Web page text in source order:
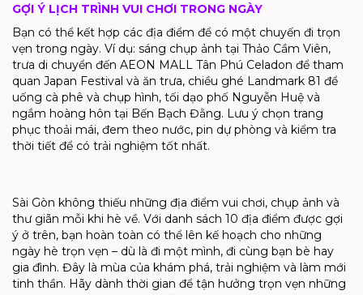
GỢI Ý LỊCH TRÌNH VUI CHƠI TRONG NGÀY
Bạn có thể kết hợp các địa điểm để có một chuyến đi trọn
vẹn trong ngày. Ví dụ: sáng chụp ảnh tại Thảo Cầm Viên,
trưa di chuyển đến AEON MALL Tân Phú Celadon để tham
quan Japan Festival và ăn trưa, chiều ghé Landmark 81 để
uống cà phê và chụp hình, tối dạo phố Nguyễn Huệ và
ngắm hoàng hôn tại Bến Bạch Đằng. Lưu ý chọn trang
phục thoải mái, đem theo nước, pin dự phòng và kiểm tra
thời tiết để có trải nghiệm tốt nhất.
Sài Gòn không thiếu những địa điểm vui chơi, chụp ảnh và
thư giãn mỗi khi hè về. Với danh sách 10 địa điểm được gợi
ý ở trên, bạn hoàn toàn có thể lên kế hoạch cho những
ngày hè trọn vẹn – dù là đi một mình, đi cùng bạn bè hay
gia đình. Đây là mùa của khám phá, trải nghiệm và làm mới
tinh thần. Hãy dành thời gian để tận hưởng trọn vẹn những